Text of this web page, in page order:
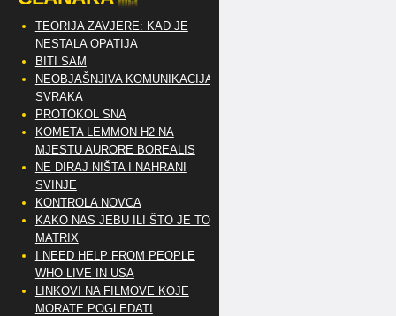
TEORIJA ZAVJERE: KAD JE
NESTALA OPATIJA
BITI SAM
NEOBJAŠNJIVA KOMUNIKACIJA
SVRAKA
PROTOKOL SNA
KOMETA LEMMON H2 NA
MJESTU AURORE BOREALIS
NE DIRAJ NIŠTA I NAHRANI
SVINJE
KONTROLA NOVCA
KAKO NAS JEBU ILI ŠTO JE TO
MATRIX
I NEED HELP FROM PEOPLE
WHO LIVE IN USA
LINKOVI NA FILMOVE KOJE
MORATE POGLEDATI